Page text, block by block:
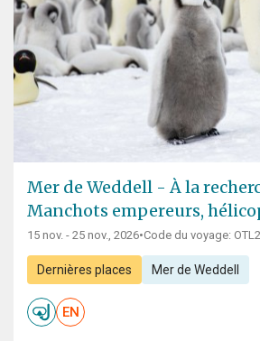
Mer de Weddell - À la
Manchots empereurs,
15 nov. - 25 nov., 2026•Code du voyage:
Dernières places Mer de Weddell
EN